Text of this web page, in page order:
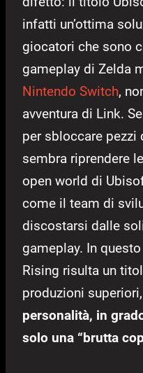
infatti un’ottima
giocatori che sono
gameplay di Zelda
Nintendo Switch,
avventura di Link.
per sbloccare
sembra riprendere
open world di
come il team di
discostarsi dalle
gameplay. In
Rising risulta un
produzioni
personalità, in
solo una “brutta